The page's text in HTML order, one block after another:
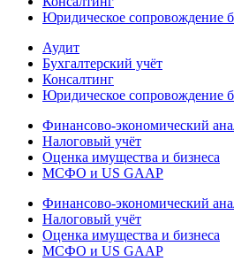
Юридическое сопровождение
Аудит
Бухгалтерский учёт
Консалтинг
Юридическое сопровождение
Финансово-экономический
Налоговый учёт
Оценка имущества и бизнеса
МСФО и US GAAP
Финансово-экономический
Налоговый учёт
Оценка имущества и бизнеса
МСФО и US GAAP